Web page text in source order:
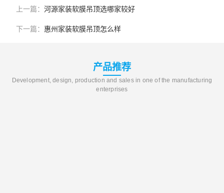
上一篇： 河源家装软膜吊顶选哪家较好
下一篇： 惠州家装软膜吊顶怎么样
产品推荐
Development, design, production and sales in one of the manufacturing
enterprises